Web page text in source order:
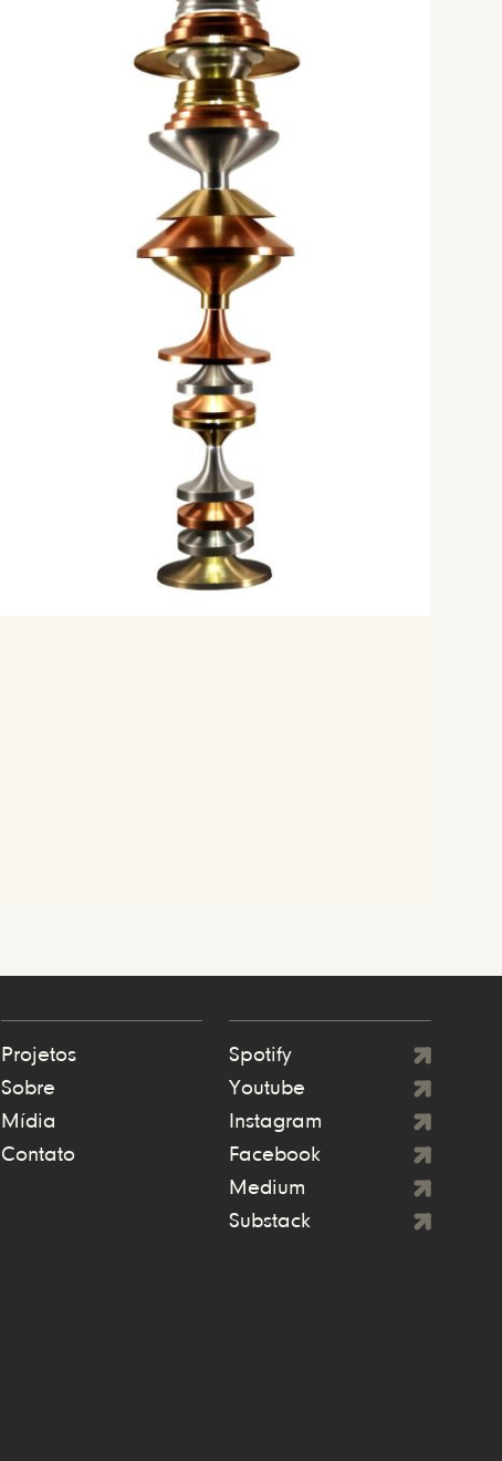
Projetos
Sobre
Mídia
Contato
Spotify
Youtube
Instagram
Facebook
Medium
Substack